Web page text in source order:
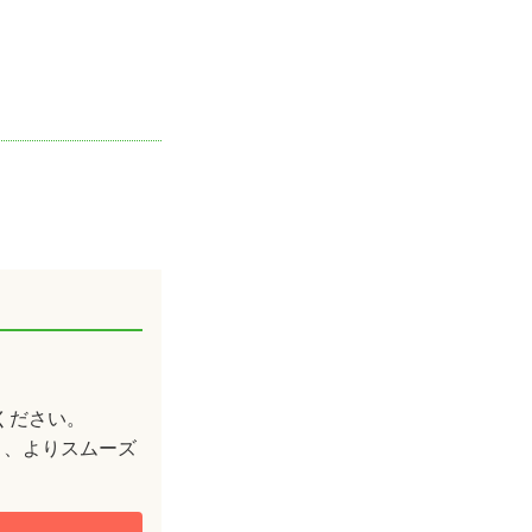
さい。
よりスムーズ